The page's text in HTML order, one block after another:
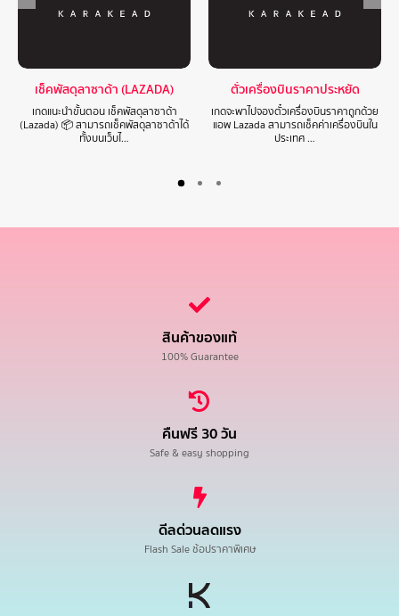
เช็คพัสดุลาซาด้า (LAZADA)
เกดแนะนำขั้นตอน เช็คพัสดุลาซาด้า
(Lazada) 📦 สามารถเช็คพัสดุลาซาด้าได้
ทั้งบนเว็บไ…
ตั๋วเครื่องบินราคาประหยัด
เกดจะพาไปจองตั๋วเครื่องบินราคาถูกด้วย
แอพ Lazada สามารถเช็คค่าเครื่องบินใน
ประเทศ …
สินค้าของแท้
100% Guarantee
คืนฟรี 30 วัน
Safe & easy shopping
ดีลด่วนลดแรง
Flash Sale ช้อปราคาพิเศษ